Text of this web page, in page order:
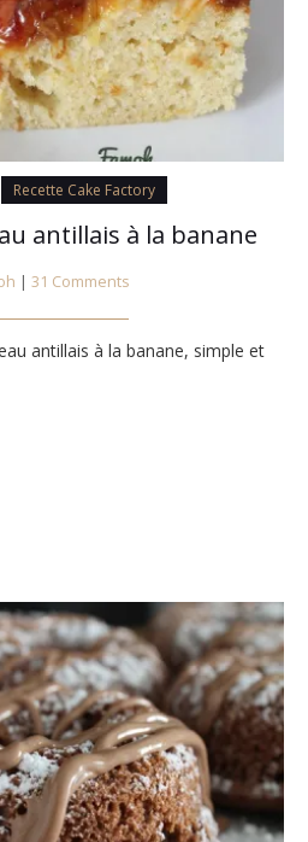
Recette Cake Factory
antillais à la banane
| 31 Comments
antillais à la banane, simple et